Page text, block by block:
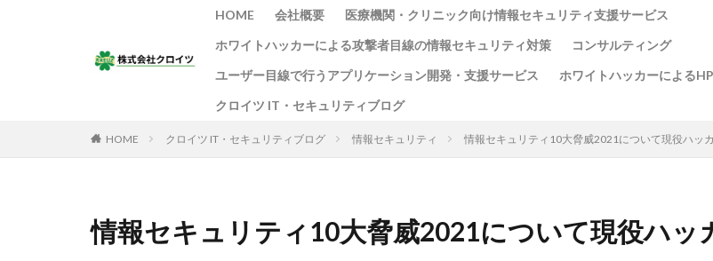
HOME 会社概要
医療機関・クリニック向け情報セキュリティ支援サービス
ホワイトハッカーによる攻撃者目線の情報セキュリティ対策
コンサルティング
ユーザー目線で行うアプリケーション開発・支援サービス
ホワイトハッカーによる
クロイツ IT・セキュリティブログ
HOME クロイツ IT・セキュリティブログ 情報セキュリティ 情報セキュリティ10大脅威2021について現役ハッ
情報セキュリティ10大脅威2021について現役ハッ